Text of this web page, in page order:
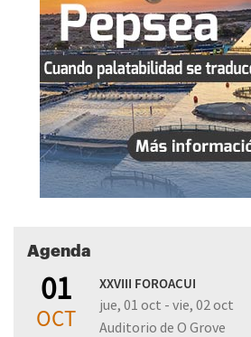
Agenda
01
OCT
XXVIII FOROACUI
jue, 01 oct - vie, 02 oct
Auditorio de O Grove